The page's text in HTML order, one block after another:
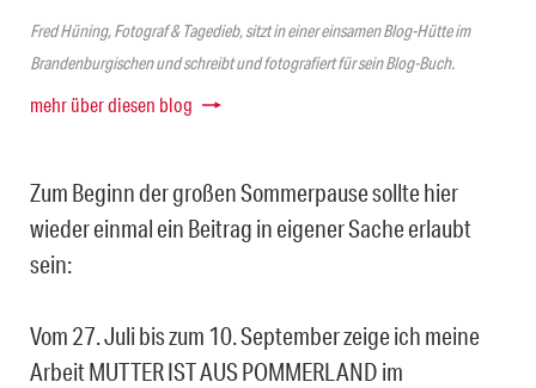
Fred Hüning, Fotograf & Tagedieb, sitzt in einer einsamen Blog-Hütte im
Brandenburgischen und schreibt und fotografiert für sein Blog-Buch.
mehr über diesen blog
Zum Beginn der großen Sommerpause sollte hier
wieder einmal ein Beitrag in eigener Sache erlaubt
sein:
Vom 27. Juli bis zum 10. September zeige ich meine
Arbeit MUTTER IST AUS POMMERLAND im